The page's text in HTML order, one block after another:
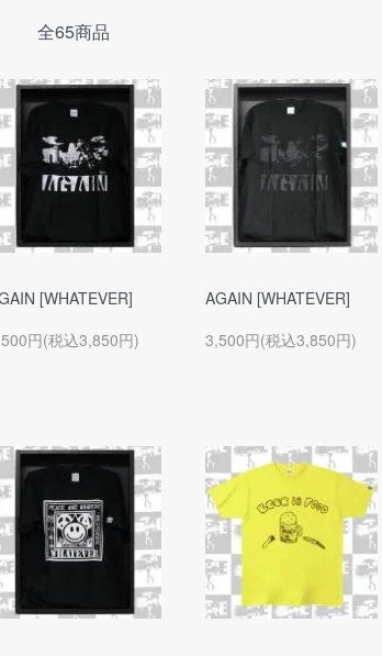
全65商品
[WHATEVER]
円(税込3,850円)
AGAIN [WHATEVER]
3,500円(税込3,850円)